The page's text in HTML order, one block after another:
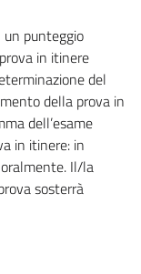
punteggio
in itinere
del
della prova in
dell’esame
in itinere: in
Il/la
sosterrà